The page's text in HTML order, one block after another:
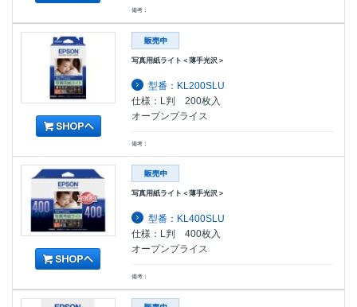
備考：
写真用紙ライト＜薄手光沢＞
型番：KL200SLU
仕様：L判 200枚入
オープンプライス
備考：
写真用紙ライト＜薄手光沢＞
型番：KL400SLU
仕様：L判 400枚入
オープンプライス
備考：